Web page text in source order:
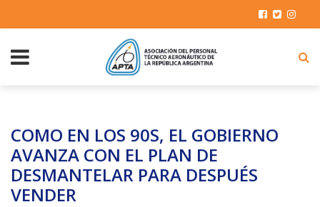
COMO EN LOS 90S, EL GOBIERNO
AVANZA CON EL PLAN DE
DESMANTELAR PARA DESPUÉS
VENDER